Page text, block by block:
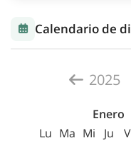
Calendario de
2025
Enero
Lu Ma Mi Ju